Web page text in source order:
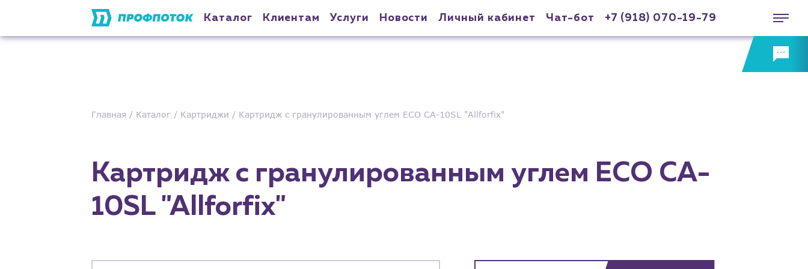
Каталог Клиентам Услуги Новости Личный кабинет Чат-бот +7 (918) 070-19-79
Главная Каталог Картриджи Картридж с гранулированным углем ECO CA-10SL "Allforfix"
Картридж с гранулированным углем ECO CA-
10SL "Allforfix"